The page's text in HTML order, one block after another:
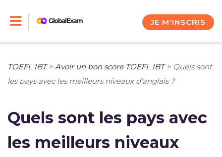
JE M'INSCRIS
TOEFL IBT> Avoir un bon score TOEFL IBT> Quels sont
les pays avec les meilleurs niveaux d’anglais ?
Quels sont les pays avec
les meilleurs niveaux